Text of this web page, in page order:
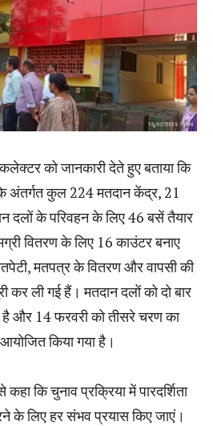
को जानकारी देते हुए बताया कि
अंतर्गत कुल 224 मतदान केंद्र, 21
के परिवहन के लिए 46 बसें तैयार
वितरण के लिए 16 काउंटर बनाए
मतपत्र के वितरण और वापसी की
कर ली गई हैं। मतदान दलों को दो बार
है और 14 फरवरी को तीसरे चरण का
किया गया है।
कि चुनाव प्रक्रिया में पारदर्शिता
के लिए हर संभव प्रयास किए जाएं।